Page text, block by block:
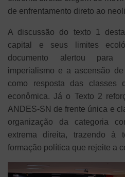
de enfrentamento direto ao
A discussão do texto 1
capital e seus limites
documento alertou para
imperialismo e a ascensão
como resposta das classes
econômica. Já o Texto 2
ANDES-SN de frente única e
organização da categoria
extrema direita, trazendo à
formação política que rejeite a